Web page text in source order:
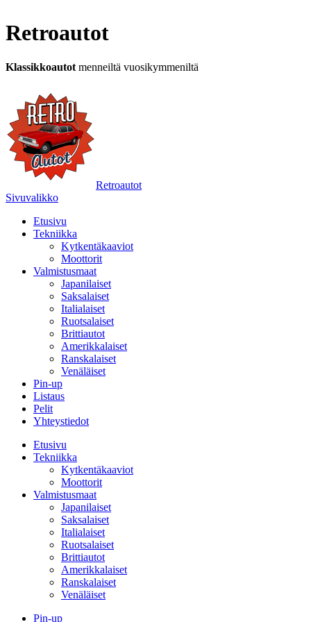
Retroautot
Klassikkoautot menneiltä vuosikymmeniltä
Retroautot
Sivuvalikko
Etusivu
Tekniikka
Kytkentäkaaviot
Moottorit
Valmistusmaat
Japanilaiset
Saksalaiset
Italialaiset
Ruotsalaiset
Brittiautot
Amerikkalaiset
Ranskalaiset
Venäläiset
Pin-up
Listaus
Pelit
Yhteystiedot
Etusivu
Tekniikka
Kytkentäkaaviot
Moottorit
Valmistusmaat
Japanilaiset
Saksalaiset
Italialaiset
Ruotsalaiset
Brittiautot
Amerikkalaiset
Ranskalaiset
Venäläiset
Pin-up